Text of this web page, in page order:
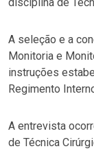
A seleção e a
Monitoria e
instruções
Regimento
A entrevista
de Técnica